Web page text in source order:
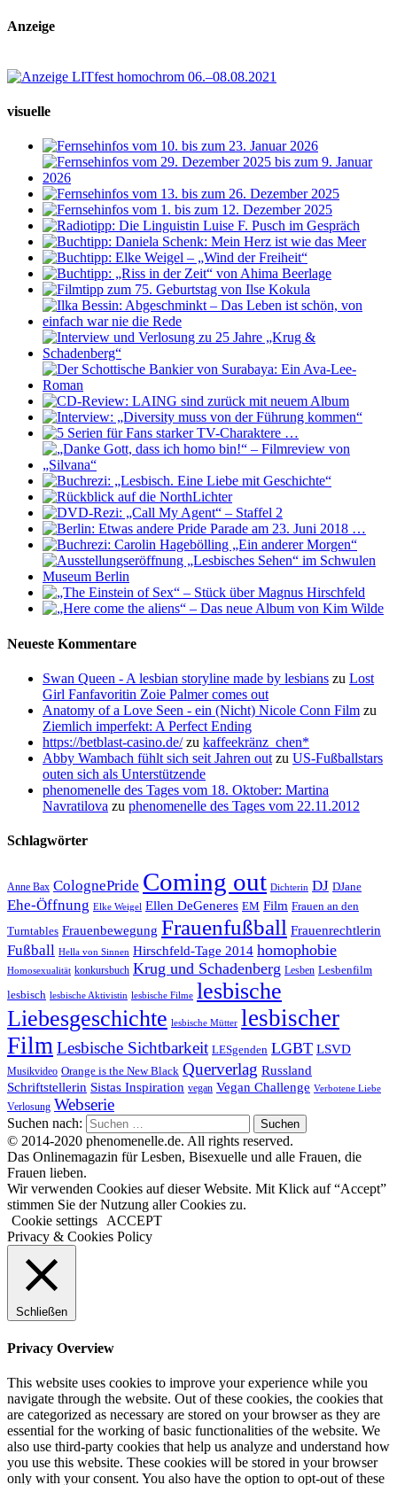
Anzeige
visuelle
Neueste Kommentare
Swan Queen - A lesbian storyline made by lesbians zu Lost
Girl Fanfavoritin Zoie Palmer comes out
Anatomy of a Love Seen - ein (Nicht) Nicole Conn Film zu
Ziemlich imperfekt: A Perfect Ending
https://betblast-casino.de/zu kaffeekränz_chen*
Abby Wambach fühlt sich seit Jahren out zu US-Fußballstars
outen sich als Unterstützende
phenomenelle des Tages vom 18. Oktober: Martina
Navratilova zu phenomenelle des Tages vom 22.11.2012
Schlagwörter
Anne Bax ColognePride Coming out Dichterin DJ DJane
Ehe-Öffnung Elke Weigel Ellen DeGeneres EM Film Frauen an den
Turntables Frauenbewegung Frauenfußball Frauenrechtlerin
Fußball Hella von Sinnen Hirschfeld-Tage 2014 homophobie
Homosexualität konkursbuch Krug und Schadenberg Lesben Lesbenfilm
lesbisch lesbische Aktivistin lesbische Filme lesbische
Liebesgeschichte lesbische Mütter lesbischer
FilmLesbische Sichtbarkeit LESgenden LGBT LSVD
Musikvideo Orange is the New Black Querverlag Russland
Schriftstellerin Sistas Inspiration vegan Vegan Challenge Verbotene Liebe
Verlosung Webserie
Suchen nach:
© 2014-2020 phenomenelle.de. All rights reserved.
Das Onlinemagazin für Lesben, Bisexuelle und alle Frauen, die
Frauen lieben.
Wir verwenden Cookies auf dieser Website. Mit Klick auf “Accept”
stimmen Sie der Nutzung aller Cookies zu.
Cookie settings
ACCEPT
Privacy & Cookies Policy
Schließen
Privacy Overview
This website uses cookies to improve your experience while you
navigate through the website. Out of these cookies, the cookies that
are categorized as necessary are stored on your browser as they are
essential for the working of basic functionalities of the website. We
also use third-party cookies that help us analyze and understand how
you use this website. These cookies will be stored in your browser
only with your consent. You also have the option to opt-out of these